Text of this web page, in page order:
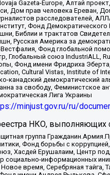
Gazeta-Europe, Алтай
Дом прав человека Ереван,
расследователей,
Фонд
Библии и трактатов
Русская Америка за
Фонд глобальной
Глобальный союз IndustriALL,
Фонд имени Фридриха
Cultural Vistas, Institute of
канадский демократический
за свободу, Феминистское
Лига Украины
minjust.gov.ru/ru/
НКО, выполняющих
группа
Фонд борьбы с
Хасдей Ерушалаим, Центр
социально-информационных
время, Серебряная тайга,